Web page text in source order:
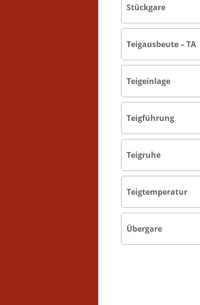
Stückgare
Teigausbeute – TA
Teigeinlage
Teigführung
Teigruhe
Teigtemperatur
Übergare